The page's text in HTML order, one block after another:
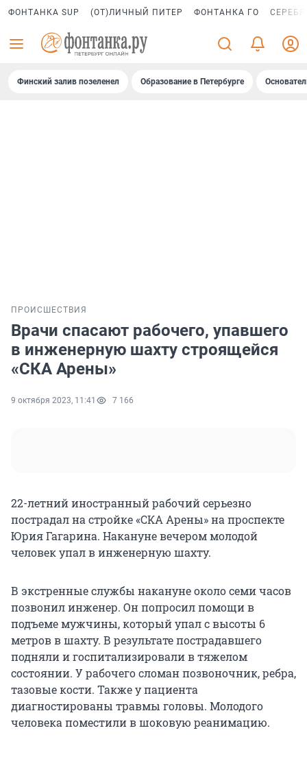
ФОНТАНКА SUP (ОТ)ЛИЧНЫЙ ПИТЕР ФОНТАНКА ГО
Финский залив позеленел Образование в Петербурге
ПРОИСШЕСТВИЯ
Врачи спасают рабочего, упавшего
в инженерную шахту строящейся
«СКА Арены»
9 октября 2023, 11:41 7 166
22-летний иностранный рабочий серьезно
пострадал на стройке «СКА Арены» на проспекте
Юрия Гагарина. Накануне вечером молодой
человек упал в инженерную шахту.
В экстренные службы накануне около семи часов
позвонил инженер. Он попросил помощи в
подъеме мужчины, который упал с высоты 6
метров в шахту. В результате пострадавшего
подняли и госпитализировали в тяжелом
состоянии. У рабочего сломан позвоночник, ребра,
тазовые кости. Также у пациента
диагностированы травмы головы. Молодого
человека поместили в шоковую реанимацию.